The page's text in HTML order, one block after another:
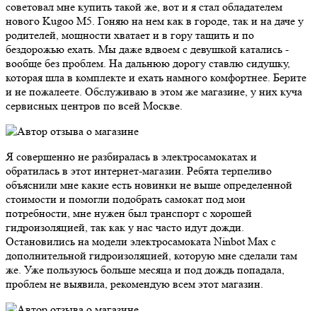
советовал мне купить такой же, вот и я стал обладателем
нового Kugoo M5. Гоняю на нем как в городе, так и на даче у
родителей, мощности хватает и в гору тащить и по
бездорожью ехать. Мы даже вдвоем с девушкой катались -
вообще без проблем. На дальнюю дорогу ставлю сидушку,
которая шла в комплекте и ехать намного комфортнее. Берите
и не пожалеете. Обслуживаю в этом же магазине, у них куча
сервисных центров по всей Москве.
Я совершенно не разбиралась в электросамокатах и
обратилась в этот интернет-магазин. Ребята терпеливо
объяснили мне какие есть новинки не выше определенной
стоимости и помогли подобрать самокат под мои
потребности, мне нужен был транспорт с хорошей
гидроизоляцией, так как у нас часто идут дожди.
Остановились на модели электросамоката Ninbot Max с
дополнительной гидроизоляцией, которую мне сделали там
же. Уже пользуюсь больше месяца и под дождь попадала,
проблем не выявила, рекомендую всем этот магазин.